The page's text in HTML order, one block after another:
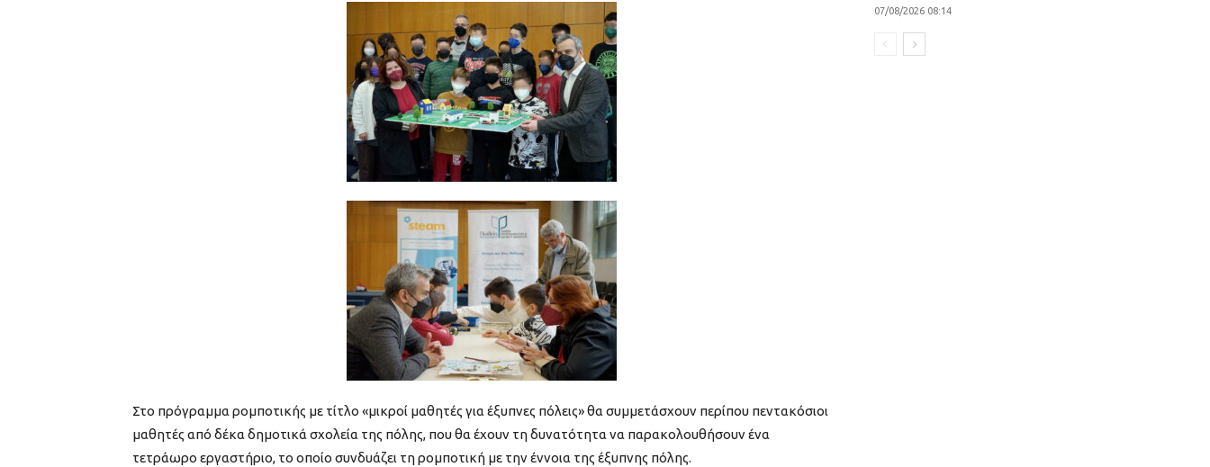
Στο πρόγραμμα ρομποτικής με τίτλο «μικροί μαθητές για έξυπνες πόλεις» θα συμμετάσχουν περίπου πεντακόσιοι
μαθητές από δέκα δημοτικά σχολεία της πόλης, που θα έχουν τη δυνατότητα να παρακολουθήσουν ένα
τετράωρο εργαστήριο, το οποίο συνδυάζει τη ρομποτική με την έννοια της έξυπνης πόλης.
07/08/2026 08:14